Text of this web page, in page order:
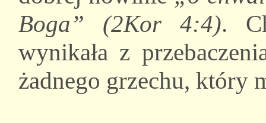
Boga” (2Kor 4:4).
wynikała z
żadnego grzechu, który